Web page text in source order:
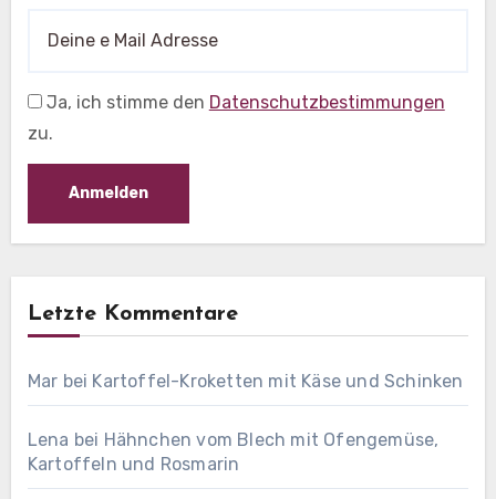
Ja, ich stimme den Datenschutzbestimmungen
zu.
Letzte Kommentare
Mar bei Kartoffel-Kroketten mit Käse und Schinken
Lena bei Hähnchen vom Blech mit Ofengemüse,
Kartoffeln und Rosmarin